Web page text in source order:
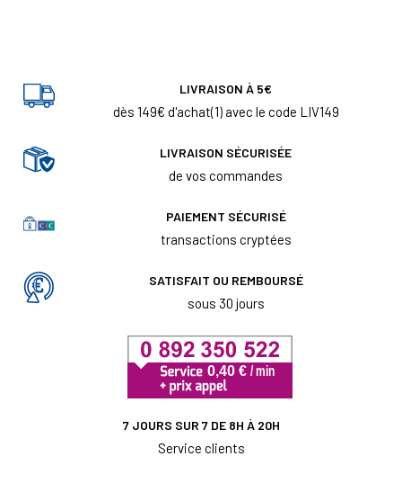
LIVRAISON À 5€
dès 149€ d'achat(1) avec le code LIV149
LIVRAISON SÉCURISÉE
de vos commandes
PAIEMENT SÉCURISÉ
transactions cryptées
SATISFAIT OU REMBOURSÉ
sous 30 jours
7 JOURS SUR 7 DE 8H À 20H
Service clients